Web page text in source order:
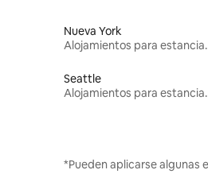
Nueva York
Seattle
*Pueden aplicarse algunas